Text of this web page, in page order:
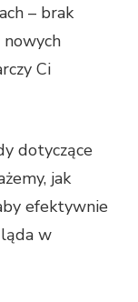
– brak
nowych
Ci
dotyczące
jak
efektywnie
w